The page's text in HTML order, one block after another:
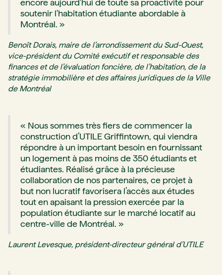
encore aujourd'hui de toute sa proactivité pour
soutenir l'habitation étudiante abordable à
Montréal. »
Benoît Dorais, maire de l’arrondissement du Sud-Ouest,
vice-président du Comité exécutif et responsable des
finances et de l’évaluation foncière, de l’habitation, de la
stratégie immobilière et des affaires juridiques de la Ville
de Montréal
« Nous sommes très fiers de commencer la
construction d’UTILE Griffintown, qui viendra
répondre à un important besoin en fournissant
un logement à pas moins de 350 étudiants et
étudiantes. Réalisé grâce à la précieuse
collaboration de nos partenaires, ce projet à
but non lucratif favorisera l’accès aux études
tout en apaisant la pression exercée par la
population étudiante sur le marché locatif au
centre-ville de Montréal. »
Laurent Levesque, président-directeur général d’UTILE